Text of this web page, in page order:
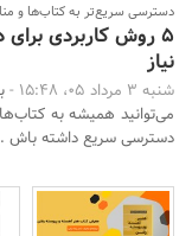
دسترسی سریع‌تر به کتاب‌ها و
۵ روش کاربردی
نیاز
شنبه 3 مرداد 05، 15:48 -
می‌توانید همیشه به
دسترسی سریع داشته باش